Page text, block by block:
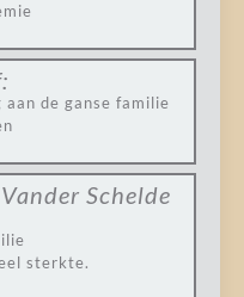
de ganse familie
Schelde
sterkte.